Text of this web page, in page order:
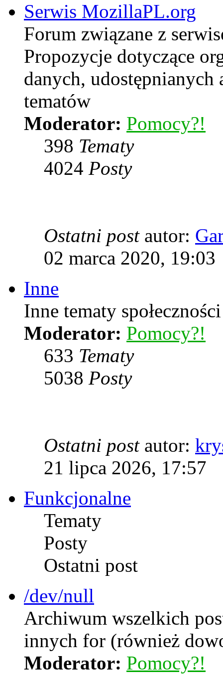
Serwis MozillaPL.org
Forum związane z
Propozycje dotyczące
danych, udostępnianych
tematów
Moderator: Pomocy?!
398 Tematy
4024 Posty
Ostatni postautor:
02 marca 2020, 19:03
Inne
Inne tematy
Moderator: Pomocy?!
633 Tematy
5038 Posty
Ostatni postautor:
21 lipca 2026, 17:57
Funkcjonalne
Tematy
Posty
Ostatni post
/dev/null
Archiwum wszelkich
innych for (również
Moderator: Pomocy?!